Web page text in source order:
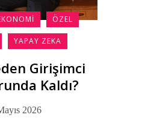
ÖZEL
YAPAY ZEKA
Girişimci
Kaldı?
2026